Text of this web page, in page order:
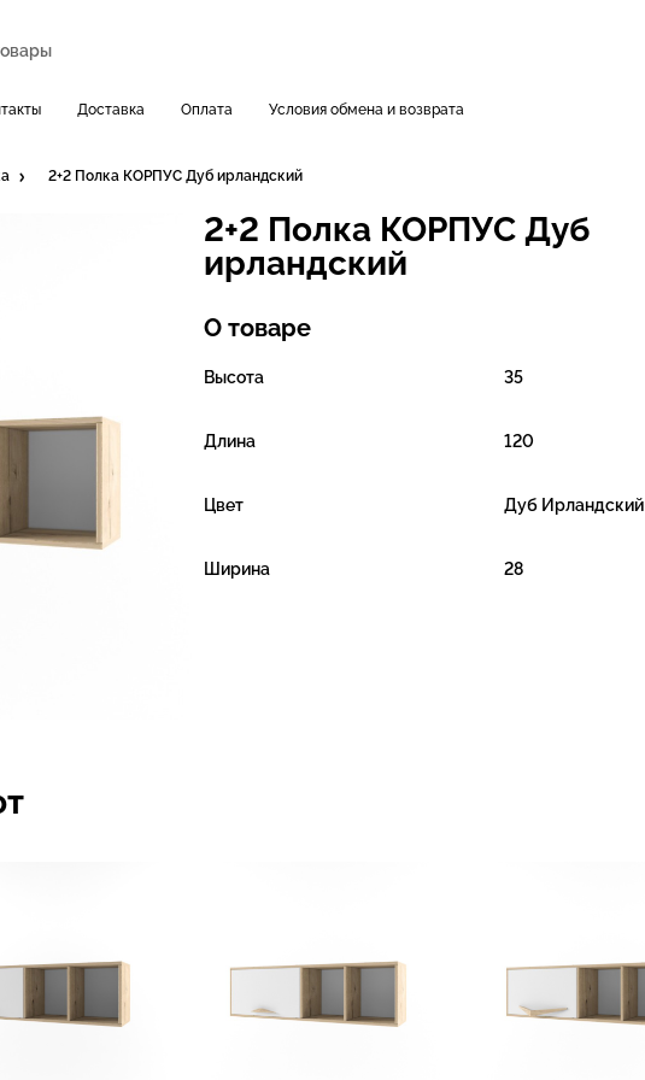
Доставка Оплата Условия обмена и возврата
2+2 Полка КОРПУС Дуб ирландский
2+2 Полка КОРПУС Дуб
ирландский
О товаре
Высота 35
Длина 120
Цвет Дуб Ирландский
Ширина 28